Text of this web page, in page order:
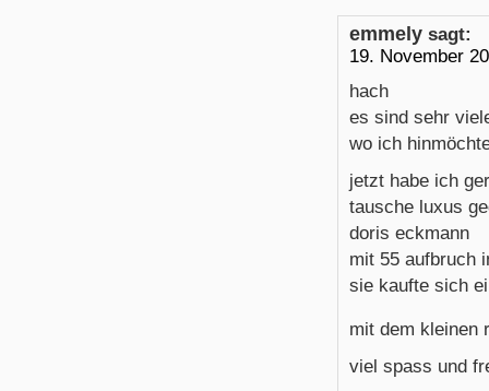
emmely sagt:
19. November
hach
es sind sehr
wo ich
jetzt habe ich
tausche luxus
doris eckmann
mit 55 aufbruch
sie kaufte sich
mit dem kleinen
viel spass und